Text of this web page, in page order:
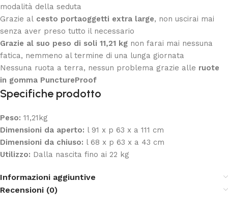
modalità della seduta
Grazie al cesto portaoggetti extra large, non uscirai mai
senza aver preso tutto il necessario
Grazie al suo peso di soli 11,21 kg non farai mai nessuna
fatica, nemmeno al termine di una lunga giornata
Nessuna ruota a terra, nessun problema grazie alle ruote
in gomma PunctureProof
Specifiche prodotto
Peso: 11,21kg
Dimensioni da aperto: l 91 x p 63 x a 111 cm
Dimensioni da chiuso: l 68 x p 63 x a 43 cm
Utilizzo: Dalla nascita fino ai 22 kg
Informazioni aggiuntive
Recensioni (0)